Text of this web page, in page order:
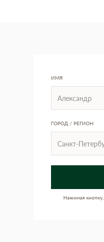
ИМЯ
ГОРОД / РЕГИОН
Нажимая